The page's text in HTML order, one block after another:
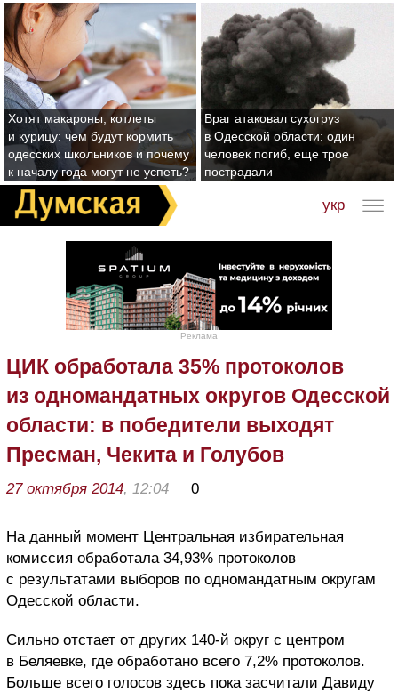
Хотят макароны, котлеты
и курицу: чем будут кормить
одесских школьников и почему
к началу года могут не успеть?
Враг атаковал сухогруз
в Одесской области: один
человек погиб, еще трое
пострадали
укр
Реклама
ЦИК обработала 35% протоколов
из одномандатных округов Одесской
области: в победители выходят
Пресман, Чекита и Голубов
27 октября 2014, 12:04 0
На данный момент Центральная избирательная
комиссия обработала 34,93% протоколов
с результатами выборов по одномандатным округам
Одесской области.
Сильно отстает от других 140-й округ с центром
в Беляевке, где обработано всего 7,2% протоколов.
Больше всего голосов здесь пока засчитали Давиду